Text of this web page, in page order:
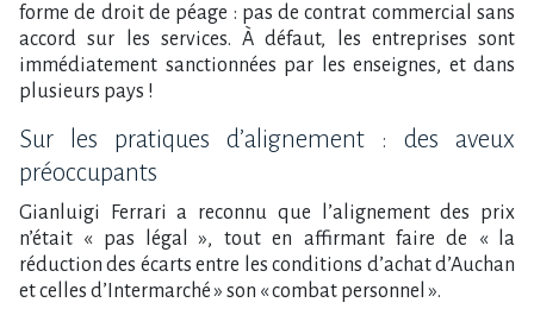
forme de droit de péage : pas de contrat commercial sans
accord sur les services. À défaut, les entreprises sont
immédiatement sanctionnées par les enseignes, et dans
plusieurs pays !
Sur les pratiques d’alignement : des aveux
préoccupants
Gianluigi Ferrari a reconnu que l’alignement des prix
n’était « pas légal », tout en affirmant faire de « la
réduction des écarts entre les conditions d’achat d’Auchan
et celles d’Intermarché » son « combat personnel ».